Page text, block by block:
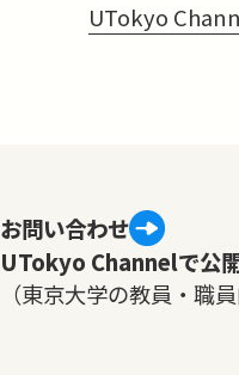
UTokyo
お問い合わせ
UTokyo Channelで公
（東京大学の教員・職員